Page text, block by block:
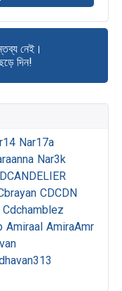
নেই।
দিন!
Nar17a
Nar3k
CDCDN
Cdchamblez
Amiraal AmiraAmr